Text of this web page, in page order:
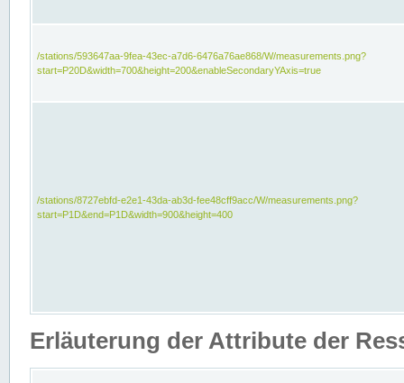
/stations/593647aa-9fea-43ec-a7d6-6476a76ae868/W/measurements.png?
start=P20D&width=700&height=200&enableSecondaryYAxis=true
/stations/8727ebfd-e2e1-43da-ab3d-fee48cff9acc/W/measurements.png?
start=P1D&end=P1D&width=900&height=400
Erläuterung der Attribute der